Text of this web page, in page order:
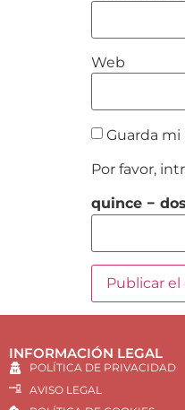
Web
Guarda
Por favor,
quince −
INFORMACIÓN LEGAL
POLÍTICA DE PRIVACIDAD
AVISO LEGAL